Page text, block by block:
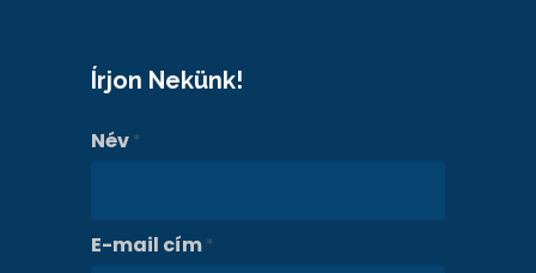
Írjon Nekünk!
Név *
E-mail cím *